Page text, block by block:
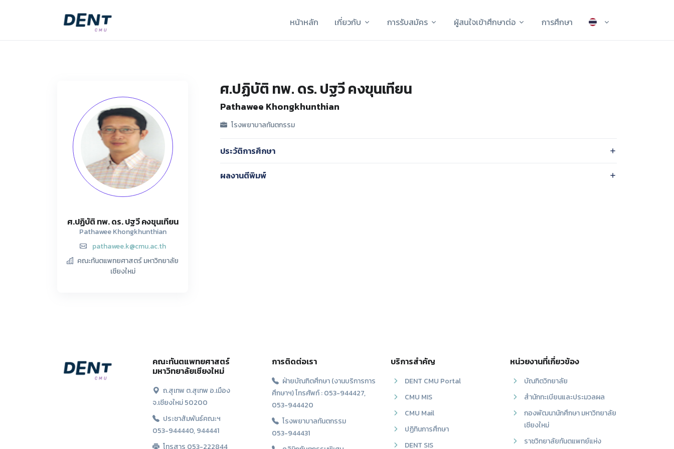
หน้าหลัก เกี่ยวกับ การรับสมัคร ผู้สนใจเข้าศึกษาต่อ การศึกษา
ศ.ปฏิบัติ ทพ. ดร. ปฐวี คงขุนเทียน
Pathawee Khongkhunthian
pathawee.k@cmu.ac.th
คณะทันตแพทยศาสตร์ มหาวิทยาลัย
เชียงใหม่
ศ.ปฏิบัติ ทพ. ดร. ปฐวี คงขุนเทียน
Pathawee Khongkhunthian
โรงพยาบาลทันตกรรม
ประวัติการศึกษา
ผลงานตีพิมพ์
คณะทันตแพทยศาสตร์
มหาวิทยาลัยเชียงใหม่
ถ.สุเทพ ต.สุเทพ อ.เมือง
จ.เชียงใหม่ 50200
ประชาสัมพันธ์คณะฯ
053-944440, 944441
โทรสาร 053-222844
การติดต่อเรา
ฝ่ายบัณฑิตศึกษา (งานบริการการ
ศึกษาฯ) โทรศัพท์ : 053-944427,
053-944420
โรงพยาบาลทันตกรรม
053-944431
บริการสำคัญ
DENT CMU Portal
CMU MIS
CMU Mail
ปฏิทินการศึกษา
DENT SIS
หน่วยงานที่เกี่ยวข้อง
บัณฑิตวิทยาลัย
สำนักทะเบียนและประมวลผล
กองพัฒนานักศึกษา มหาวิทยาลัย
เชียงใหม่
ราชวิทยาลัยทันตแพทย์แห่ง